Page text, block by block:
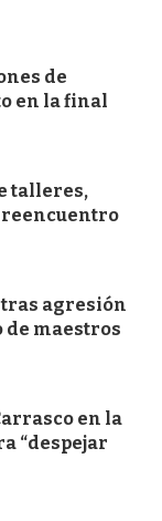
de
en la final
talleres,
reencuentro
tras agresión
de maestros
en la
“despejar